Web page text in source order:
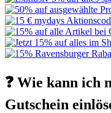
❓ Wie kann ich
Gutschein